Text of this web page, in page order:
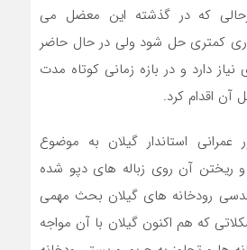
که در گذشته این معضل می
کمتری حل شود ولی در حال حاضر
نیاز دارد و در بازه زمانی کوتاه مدت
اقدام کرد.
عمرانی استاندار گیلان به موضوع
آن روی زباله های دپو شده
رودخانه های گیلان بحث مهمی
که هم اکنون گیلان با آن مواجه